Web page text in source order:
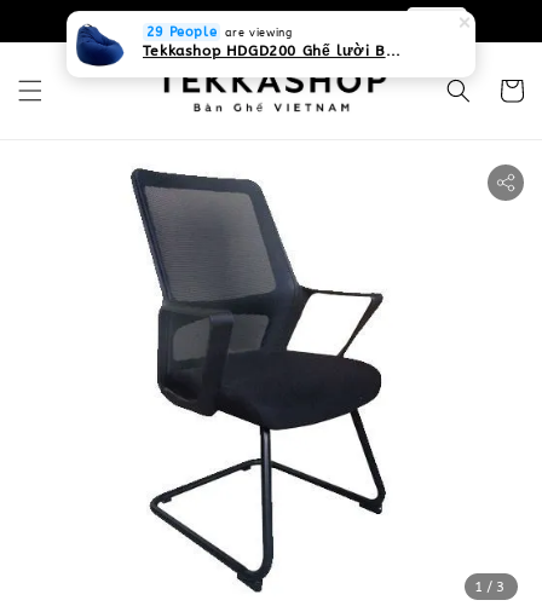
0931268840 Liên hệ với chúng tôi
1 /3
29 People are viewing
Tekkashop HDGD200 Ghế lười Beanbag form truyền thống, chất liệu Olefin canvas kháng nước, màu xanh biển, có thể sử dụng trong nhà và cả ngoài trời, có quai xách